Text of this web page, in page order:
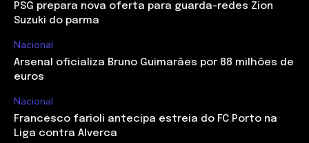
PSG prepara nova oferta para guarda-redes Zion
Suzuki do parma
Nacional
Arsenal oficializa Bruno Guimarães por 88 milhões de
euros
Nacional
Francesco farioli antecipa estreia do FC Porto na
Liga contra Alverca